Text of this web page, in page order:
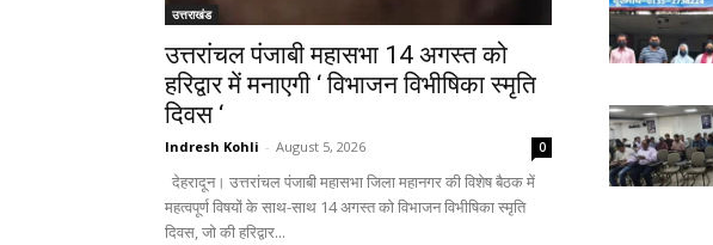
उत्तराखंड
उत्तरांचल पंजाबी महासभा 14 अगस्त को
हरिद्वार में मनाएगी ‘ विभाजन विभीषिका स्मृति
दिवस ‘
Indresh Kohli - August 5, 2026 0
देहरादून। उत्तरांचल पंजाबी महासभा जिला महानगर की विशेष बैठक में
महत्वपूर्ण विषयों के साथ-साथ 14 अगस्त को विभाजन विभीषिका स्मृति
दिवस, जो की हरिद्वार...